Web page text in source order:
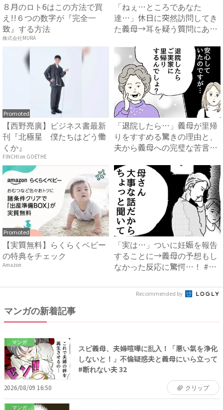
８月のロト6はこの方法で買
え!!６つの数字が『完全一
致』する方法
株式会社MURA
「ねぇ…ところであなた
達…」休日に突然訪問してき
た義母→耳を疑う質問にあ
Promoted
【西野亮廣】ビジネス書最新
刊『北極星 僕たちはどう働
くか』
FINCHI on GOETHE
「退院したら…」義母が里帰
りをすすめる驚きの理由と、
夫から義母への完璧な苦言
Promoted
【実質無料】らくらくベビー
の特典をチェック
Amazon
「実は…」ついに妊娠を報告
することに→義母の予想もし
なかった反応に驚愕…！ #
Recommended by
マンガの新着記事
マンガ
スピ義母、夫婦喧嘩に乱入！「悪い氣を浄化
しないと！」不倫疑惑夫と義母にいら立って
#断れない夫 32
2026/08/09 16:50 クリップ
マンガ